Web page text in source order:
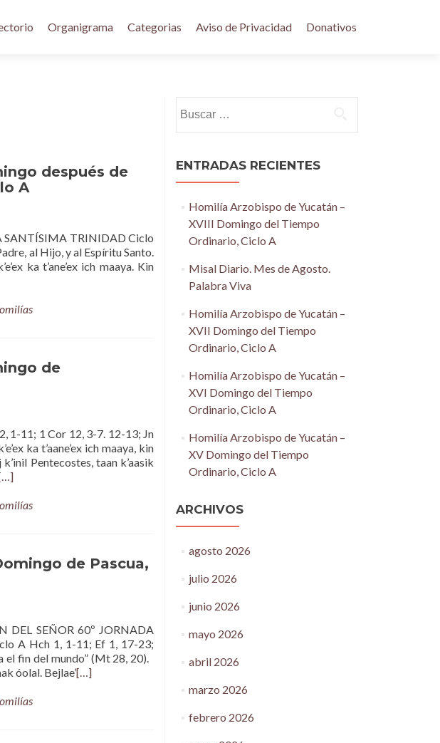
Organigrama Categorias Aviso de Privacidad Donativos
después de
A
SANTÍSIMA TRINIDAD Ciclo
al Hijo, y al Espíritu Santo.
ka t’ane’ex ich maaya. Kin
de
1-11; 1 Cor 12, 3-7. 12-13; Jn
ka t’aane’ex ich maaya, kin
Pentecostes, taan k’aasik
de Pascua,
DEL SEÑOR 60º JORNADA
A Hch 1, 1-11; Ef 1, 17-23;
el fin del mundo” (Mt 28, 20).
óolal. Bejlae’[…]
ENTRADAS RECIENTES
Homilía Arzobispo de Yucatán –
XVIII Domingo del Tiempo
Ordinario, Ciclo A
Misal Diario. Mes de Agosto.
Palabra Viva
Homilía Arzobispo de Yucatán –
XVII Domingo del Tiempo
Ordinario, Ciclo A
Homilía Arzobispo de Yucatán –
XVI Domingo del Tiempo
Ordinario, Ciclo A
Homilía Arzobispo de Yucatán –
XV Domingo del Tiempo
Ordinario, Ciclo A
ARCHIVOS
agosto 2026
julio 2026
junio 2026
mayo 2026
abril 2026
marzo 2026
febrero 2026